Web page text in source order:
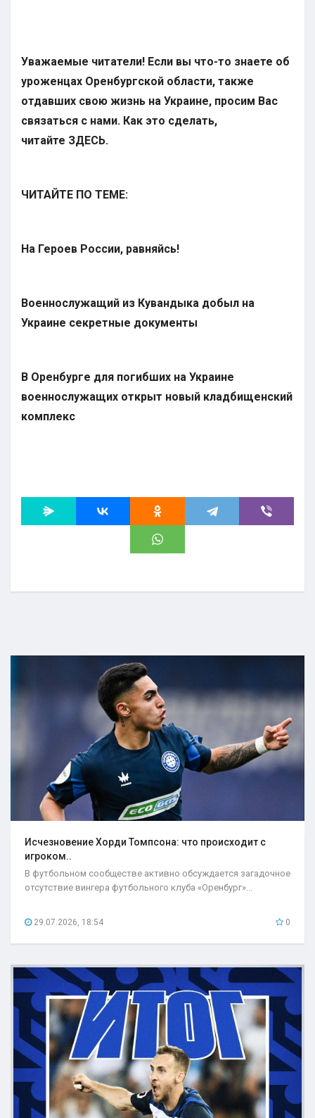
Уважаемые читатели! Если вы что-то знаете об
уроженцах Оренбургской области, также
отдавших свою жизнь на Украине, просим Вас
связаться с нами. Как это сделать,
читайте ЗДЕСЬ.
ЧИТАЙТЕ ПО ТЕМЕ:
На Героев России, равняйсь!
Военнослужащий из Кувандыка добыл на
Украине секретные документы
В Оренбурге для погибших на Украине
военнослужащих открыт новый кладбищенский
комплекс
Исчезновение Хорди Томпсона: что происходит с
игроком..
В футбольном сообществе активно обсуждается загадочное
отсутствие вингера футбольного клуба «Оренбург»...
29.07.2026, 18:54 0